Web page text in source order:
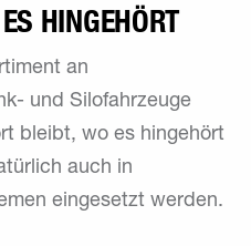
­HINGEHÖRT
an
und Silofahrzeuge
bleibt, wo es hingehört
auch in
eingesetzt werden.